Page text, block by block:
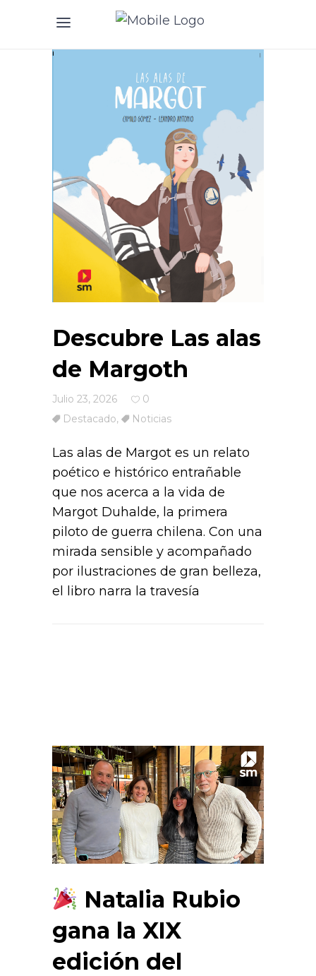
Descubre Las alas
de Margoth
Julio 23, 2026
0
Destacado, Noticias
Las alas de Margot es un relato
poético e histórico entrañable
que nos acerca a la vida de
Margot Duhalde, la primera
piloto de guerra chilena. Con una
mirada sensible y acompañado
por ilustraciones de gran belleza,
el libro narra la travesía
Natalia Rubio
gana la XIX
edición del